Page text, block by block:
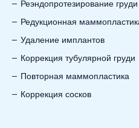
Реэндопротезирование груди
Редукционная
Удаление имплантов
Коррекция тубулярной груди
Повторная маммопластика
Коррекция сосков